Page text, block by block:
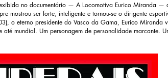
no documentário — A Locomotiva Eurico Miranda —
mostrou ser forte, inteligente e tornou-se o dirigente
o eterno presidente do Vasco da Gama, Eurico
mundial. Um personagem de personalidade marcante.